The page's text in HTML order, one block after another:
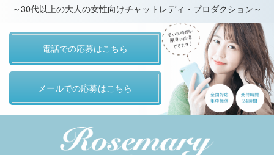
～30代以上の大人の女性向けチャットレディ・プロダクション～
電話での応募はこちら
メールでの応募はこちら